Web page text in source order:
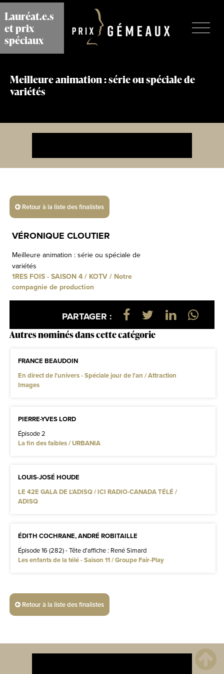
Aller
au
contenu
principal
Lauréat.e.s
et prix
spéciaux
Meilleure animation : série ou spéciale de
variétés
Retour à la liste des finalistes
VÉRONIQUE CLOUTIER
Meilleure animation : série ou spéciale de
variétés
1RES FOIS - SAISON 4 / KOTV / Notre
compagnie de production
PARTAGER :
Autres nominés dans cette catégorie
FRANCE BEAUDOIN
En direct de l'univers - Spéciale jour de l'an / Attraction
Images
PIERRE-YVES LORD
Épisode 2
La fin des faibles / URBANIA
LOUIS-JOSÉ HOUDE
LE 42E GALA DE L'ADISQ / ICI RADIO-CANADA TÉLÉ /
ADISQ
ÉDITH COCHRANE, ANDRÉ ROBITAILLE
Épisode 16 (282) - Tête d'affiche : René Simard
Les enfants de la télé - Saison 11 / Groupe Fair-Play
Retour à la liste des finalistes